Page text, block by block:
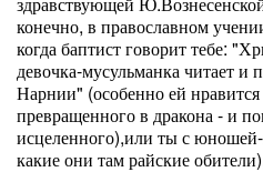
конечно, в православном
когда баптист говорит тебе:
девочка-мусульманка читает и
Нарнии" (особенно ей нравится
превращенного в дракона - и
исцеленного),или ты с
какие они там райские